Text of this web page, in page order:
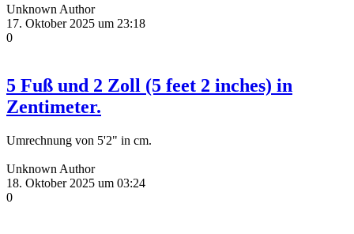
Unknown Author
17. Oktober 2025 um 23:18
0
5 Fuß und 2 Zoll (5 feet 2 inches) in
Zentimeter.
Umrechnung von 5'2" in cm.
Unknown Author
18. Oktober 2025 um 03:24
0